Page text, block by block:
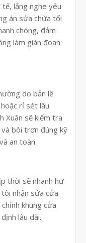
lắng nghe yêu
án sửa chữa tối
chóng, đảm
làm gián đoạn
do bản lề
rỉ sét lâu
Xuân sẽ kiểm tra
và bôi trơn đúng kỹ
an toàn.
thời sẽ nhanh hư
nhận sửa cửa
khung cửa
lâu dài.